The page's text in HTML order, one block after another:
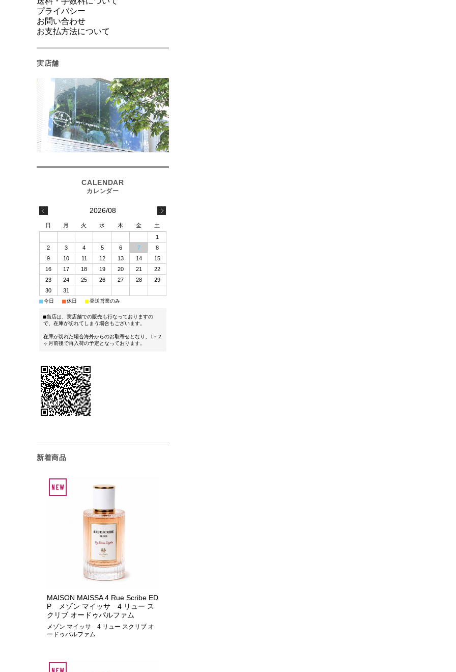
プライバシー
お問い合わせ
お支払方法について
実店舗
2026/08
日 月 火 水 木 金
土
1
2
3 4 5 6 7
8
9
10 11 12 13 14
15
16
17 18 19 20 21
22
23
24 25 26 27 28
29
30
31
■今日 ■休日 ■発送営業のみ
■当店は、実店舗での販売も行なっておりますの
で、在庫が切れてしまう場合もございます。
在庫が切れた場合海外からのお取寄せとなり、1～2
ヶ月前後で再入荷の予定となっております。
新着商品
MAISON MAISSA 4 Rue Scribe ED
P メゾン マイッサ 4 リュー ス
クリブ オードゥパルファム
メゾン マイッサ 4 リュー スクリブ オ
ードゥパルファム